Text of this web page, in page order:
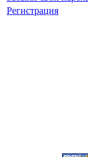
Регистрация